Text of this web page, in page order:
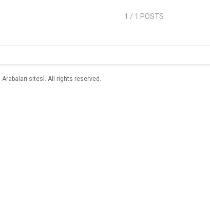
1 / 1 POSTS
sitesi. All rights reserved.